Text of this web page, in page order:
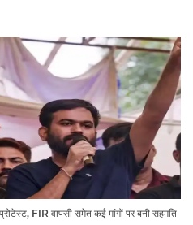
FIR वापसी समेत कई मांगों पर बनी सहमति